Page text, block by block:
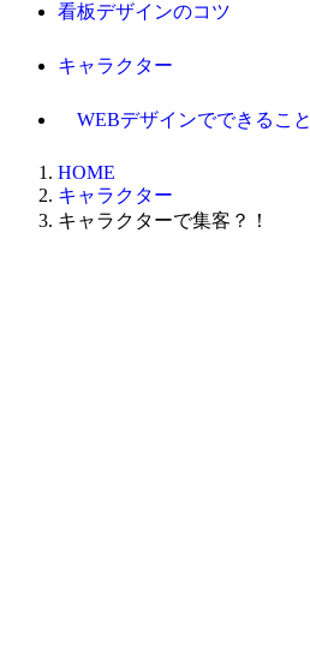
看板デザインのコツ
キャラクター
WEBデザインでできること
HOME
キャラクター
キャラクターで集客？！